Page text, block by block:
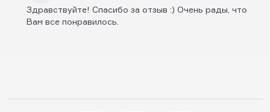
Здравствуйте! Спасибо за отзыв :) Очень рады, что
Вам все понравилось.